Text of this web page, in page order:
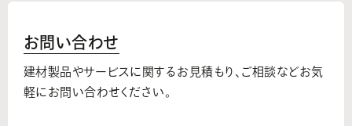
お問い合わせ
建材製品やサービスに関するお見積もり、 ご相談などお気
軽にお問い合わせください。